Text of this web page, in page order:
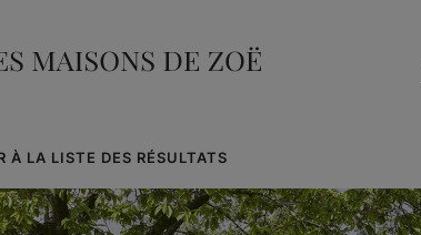
À LA LISTE DES RÉSULTATS